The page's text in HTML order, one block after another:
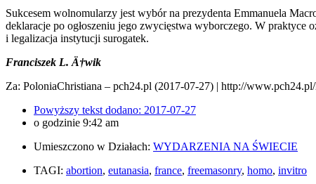
Sukcesem wolnomularzy jest wybór na prezydenta Emmanuela
deklaracje po ogłoszeniu jego zwycięstwa wyborczego. W
i legalizacja instytucji surogatek.
Franciszek L. Ä†wik
Za: PoloniaChristiana – pch24.pl (2017-07-27) | http://
Powyższy tekst dodano: 2017-07-27
o godzinie 9:42 am
Umieszczono w Działach: WYDARZENIA NA ŚWIECIE
TAGI: abortion, eutanasia, france, freemasonry, homo, invitro